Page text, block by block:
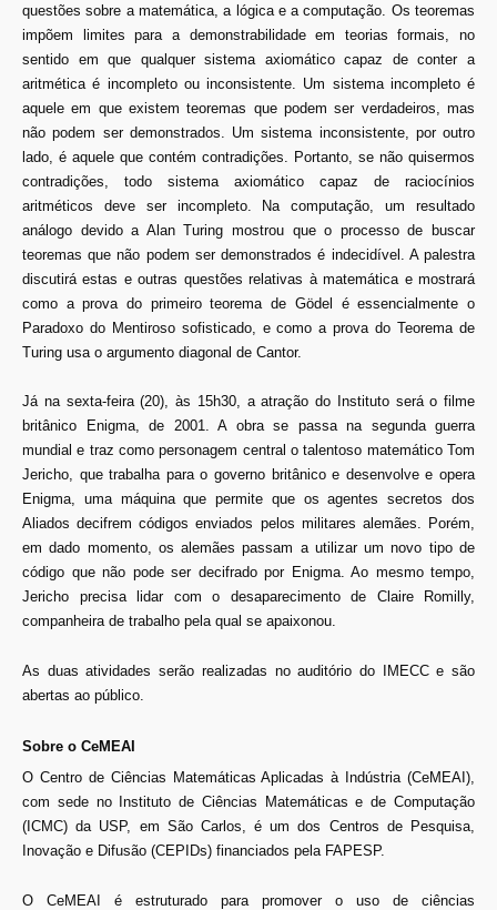
questões sobre a matemática, a lógica e a computação. Os teoremas
impõem limites para a demonstrabilidade em teorias formais, no
sentido em que qualquer sistema axiomático capaz de conter a
aritmética é incompleto ou inconsistente. Um sistema incompleto é
aquele em que existem teoremas que podem ser verdadeiros, mas
não podem ser demonstrados. Um sistema inconsistente, por outro
lado, é aquele que contém contradições. Portanto, se não quisermos
contradições, todo sistema axiomático capaz de raciocínios
aritméticos deve ser incompleto. Na computação, um resultado
análogo devido a Alan Turing mostrou que o processo de buscar
teoremas que não podem ser demonstrados é indecidível. A palestra
discutirá estas e outras questões relativas à matemática e mostrará
como a prova do primeiro teorema de Gödel é essencialmente o
Paradoxo do Mentiroso sofisticado, e como a prova do Teorema de
Turing usa o argumento diagonal de Cantor.
Já na sexta-feira (20), às 15h30, a atração do Instituto será o filme
britânico Enigma, de 2001. A obra se passa na segunda guerra
mundial e traz como personagem central o talentoso matemático Tom
Jericho, que trabalha para o governo britânico e desenvolve e opera
Enigma, uma máquina que permite que os agentes secretos dos
Aliados decifrem códigos enviados pelos militares alemães. Porém,
em dado momento, os alemães passam a utilizar um novo tipo de
código que não pode ser decifrado por Enigma. Ao mesmo tempo,
Jericho precisa lidar com o desaparecimento de Claire Romilly,
companheira de trabalho pela qual se apaixonou.
As duas atividades serão realizadas no auditório do IMECC e são
abertas ao público.
Sobre o CeMEAI
O Centro de Ciências Matemáticas Aplicadas à Indústria (CeMEAI),
com sede no Instituto de Ciências Matemáticas e de Computação
(ICMC) da USP, em São Carlos, é um dos Centros de Pesquisa,
Inovação e Difusão (CEPIDs) financiados pela FAPESP.
O CeMEAI é estruturado para promover o uso de ciências